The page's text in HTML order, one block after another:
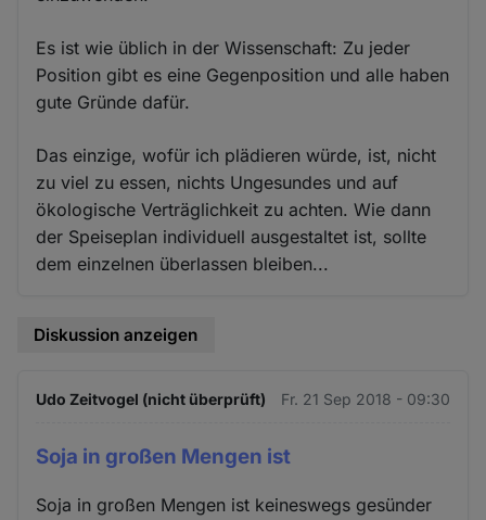
Es ist wie üblich in der Wissenschaft: Zu jeder
Position gibt es eine Gegenposition und alle haben
gute Gründe dafür.
Das einzige, wofür ich plädieren würde, ist, nicht
zu viel zu essen, nichts Ungesundes und auf
ökologische Verträglichkeit zu achten. Wie dann
der Speiseplan individuell ausgestaltet ist, sollte
dem einzelnen überlassen bleiben...
Diskussion anzeigen
Udo Zeitvogel (nicht überprüft) Fr. 21 Sep 2018 - 09:30
Soja in großen Mengen ist
Soja in großen Mengen ist keineswegs gesünder